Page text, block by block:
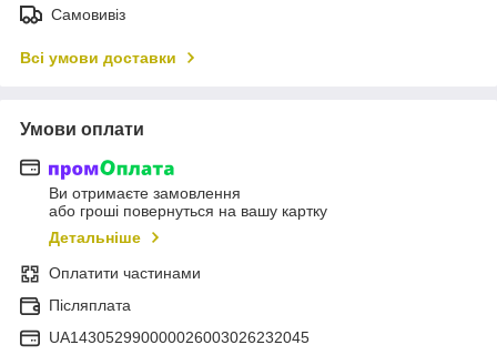
Самовивіз
Всі умови доставки
Умови оплати
Ви отримаєте замовлення
або гроші повернуться на вашу картку
Детальніше
Оплатити частинами
Післяплата
UA143052990000026003026232045